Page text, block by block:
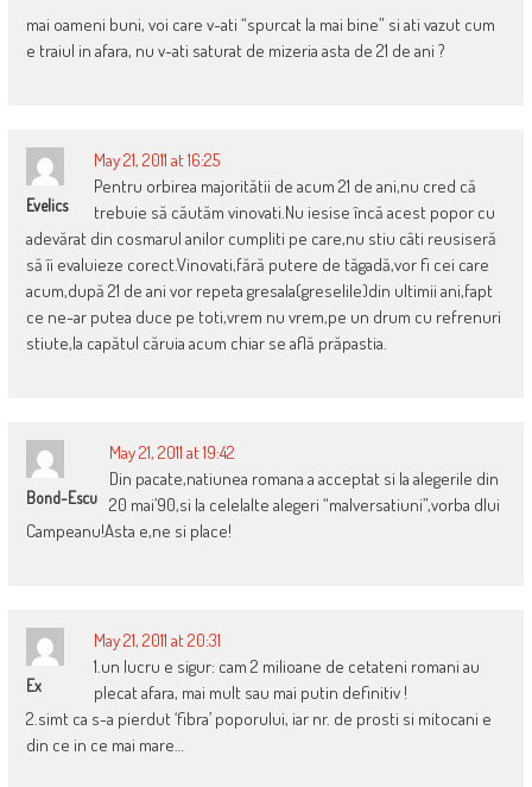
mai oameni buni, voi care v-ati “spurcat la mai bine” si ati vazut cum
e traiul in afara, nu v-ati saturat de mizeria asta de 21 de ani ?
Evelics
May 21, 2011 at 16:25
Pentru orbirea majoritătii de acum 21 de ani,nu cred că
trebuie să căutăm vinovati.Nu iesise încă acest popor cu
adevărat din cosmarul anilor cumpliti pe care,nu stiu câti reusiseră
să îi evaluieze corect.Vinovati,fără putere de tăgadă,vor fi cei care
acum,după 21 de ani vor repeta gresala(greselile)din ultimii ani,fapt
ce ne-ar putea duce pe toti,vrem nu vrem,pe un drum cu refrenuri
stiute,la capătul căruia acum chiar se află prăpastia.
Bond-Escu
May 21, 2011 at 19:42
Din pacate,natiunea romana a acceptat si la alegerile din
20 mai’90,si la celelalte alegeri “malversatiuni”,vorba dlui
Campeanu!Asta e,ne si place!
Ex
May 21, 2011 at 20:31
1.un lucru e sigur: cam 2 milioane de cetateni romani au
plecat afara, mai mult sau mai putin definitiv !
2.simt ca s-a pierdut ‘fibra’ poporului, iar nr. de prosti si mitocani e
din ce in ce mai mare…